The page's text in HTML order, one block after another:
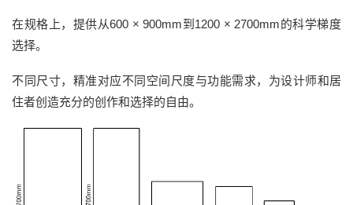
在规格上，提供从600 × 900mm到1200 × 2700mm的科学梯度
选择。
不同尺寸，精准对应不同空间尺度与功能需求，为设计师和居
住者创造充分的创作和选择的自由。